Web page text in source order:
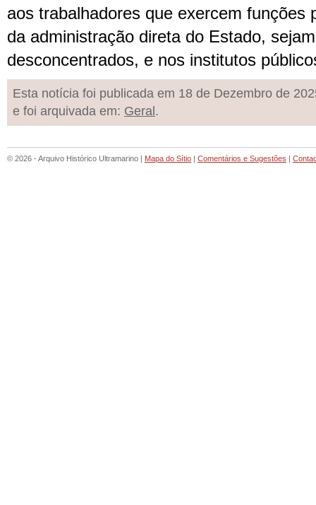
aos trabalhadores que exercem funções
da administração direta do Estado,
desconcentrados, e nos institutos
Esta notícia foi publicada em 18 de Dezembro de
e foi arquivada em: Geral .
© 2026 - Arquivo Histórico Ultramarino | Mapa do Sítio | Comentários e Sugestões |